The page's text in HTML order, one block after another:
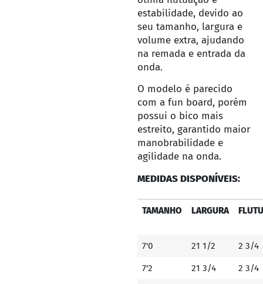
estabilidade, devido ao
seu tamanho, largura e
volume extra, ajudando
na remada e entrada da
onda.
O modelo é parecido
com a fun board, porém
possui o bico mais
estreito, garantido maior
manobrabilidade e
agilidade na onda.
MEDIDAS DISPONÍVEIS:
TAMANHO LARGURA
7'0 21 1/2 2 3/4
7'2 21 3/4 2 3/4